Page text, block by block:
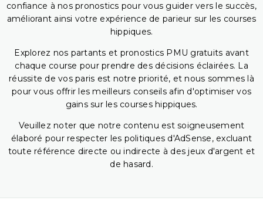
confiance à nos pronostics pour vous guider vers le succès,
améliorant ainsi votre expérience de parieur sur les courses
hippiques.
Explorez nos partants et pronostics PMU gratuits avant
chaque course pour prendre des décisions éclairées. La
réussite de vos paris est notre priorité, et nous sommes là
pour vous offrir les meilleurs conseils afin d'optimiser vos
gains sur les courses hippiques.
Veuillez noter que notre contenu est soigneusement
élaboré pour respecter les politiques d'AdSense, excluant
toute référence directe ou indirecte à des jeux d'argent et
de hasard.